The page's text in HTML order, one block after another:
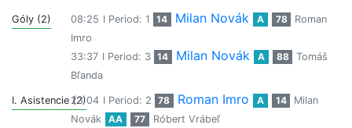
Góly (2) 08:25 I Period: 1 14 Milan Novák A 78
Roman
Imro
33:37 I Period: 3 14 Milan Novák A 88
Tomáš
Bľanda
I. Asistencie (2)23:04 I Period: 2 78 Roman Imro A 14
Milan
Novák
AA 77
Róbert Vrábeľ